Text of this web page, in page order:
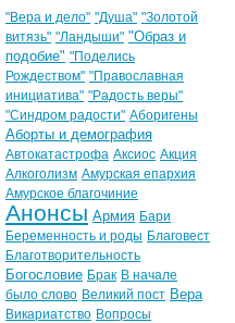
"Вера и дело" "Душа" "Золотой
витязь" "Ландыши" "Образ и
подобие" "Поделись
Рождеством" "Православная
инициатива" "Радость веры"
"Синдром радости" Аборигены
Аборты и демография
Автокатастрофа Аксиос Акция
Алкоголизм Амурская епархия
Амурское благочиние
Анонсы Армия Бари
Беременность и роды Благовест
Благотворительность
Богословие Брак В начале
было слово Великий пост Вера
Викариатство Вопросы